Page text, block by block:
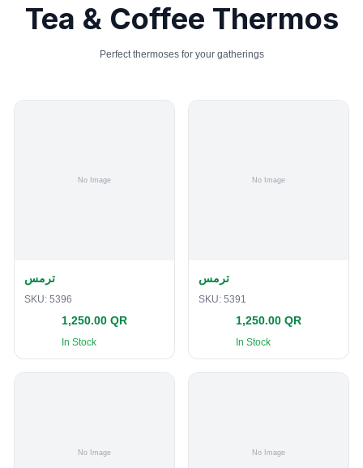
Tea & Coffee Thermos
Perfect thermoses for your gatherings
ترمس
SKU: 5396
1,250.00 QR
In Stock
ترمس
SKU: 5391
1,250.00 QR
In Stock